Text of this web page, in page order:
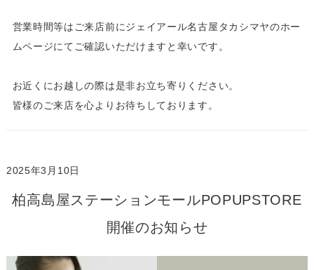
営業時間等はご来店前にジェイアール名古屋タカシマヤのホー
ムページにてご確認いただけますと幸いです。
お近くにお越しの際は是非お立ち寄りください。
皆様のご来店を心よりお待ちしております。
2025年3月10日
柏高島屋ステーションモールPOPUPSTORE
開催のお知らせ